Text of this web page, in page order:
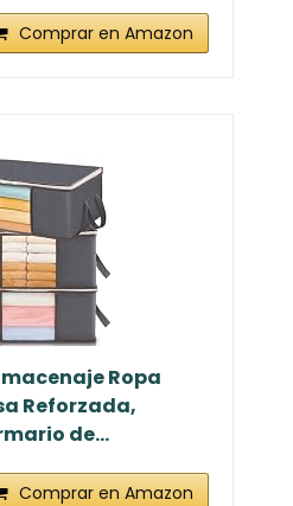
Comprar en Amazon
Ropa
Reforzada,
de...
Comprar en Amazon